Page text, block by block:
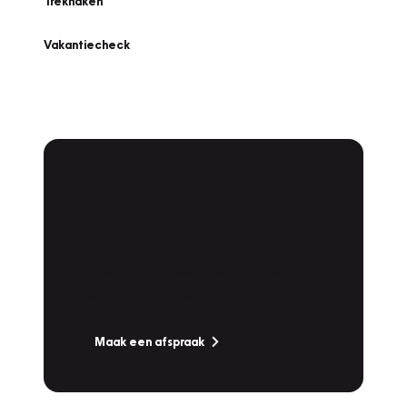
Vakantiecheck
Maak een afspraak